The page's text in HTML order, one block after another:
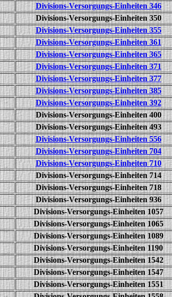
Divisions-Versorgungs-Einheiten 346
Divisions-Versorgungs-Einheiten 350
Divisions-Versorgungs-Einheiten 355
Divisions-Versorgungs-Einheiten 361
Divisions-Versorgungs-Einheiten 365
Divisions-Versorgungs-Einheiten 371
Divisions-Versorgungs-Einheiten 377
Divisions-Versorgungs-Einheiten 385
Divisions-Versorgungs-Einheiten 392
Divisions-Versorgungs-Einheiten 400
Divisions-Versorgungs-Einheiten 493
Divisions-Versorgungs-Einheiten 556
Divisions-Versorgungs-Einheiten 704
Divisions-Versorgungs-Einheiten 710
Divisions-Versorgungs-Einheiten 714
Divisions-Versorgungs-Einheiten 718
Divisions-Versorgungs-Einheiten 936
Divisions-Versorgungs-Einheiten 1057
Divisions-Versorgungs-Einheiten 1065
Divisions-Versorgungs-Einheiten 1089
Divisions-Versorgungs-Einheiten 1190
Divisions-Versorgungs-Einheiten 1542
Divisions-Versorgungs-Einheiten 1547
Divisions-Versorgungs-Einheiten 1551